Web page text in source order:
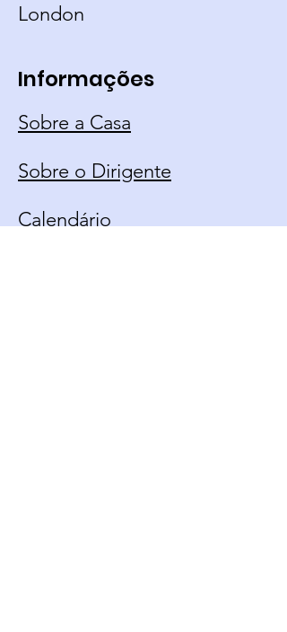
London
Informações
Sobre a Casa
Sobre o Dirigente
Calendário